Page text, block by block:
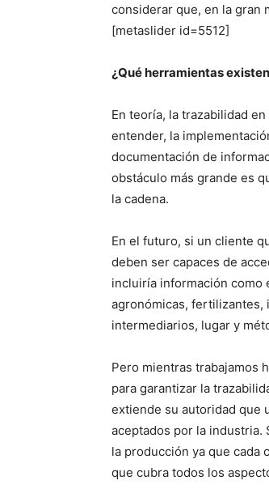
considerar que, en la gran
[metaslider id=5512]
¿Qué herramientas
En teoría, la trazabilidad
entender, la
documentación de
obstáculo más grande es
la cadena.
En el futuro, si un cliente
deben ser capaces de
incluiría información como
agronómicas,
intermediarios, lugar y
Pero mientras trabajamos
para garantizar la
extiende su autoridad que
aceptados por la industria.
la producción ya que
que cubra todos los